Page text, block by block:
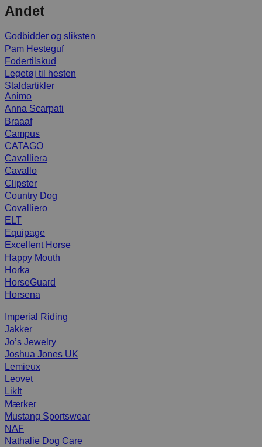
Andet
Godbidder og sliksten
Pam Hesteguf
Fodertilskud
Legetøj til hesten
Staldartikler
Animo
Anna Scarpati
Braaaf
Campus
CATAGO
Cavalliera
Cavallo
Clipster
Country Dog
Covalliero
ELT
Equipage
Excellent Horse
Happy Mouth
Horka
HorseGuard
Horsena
Imperial Riding
Jakker
Jo’s Jewelry
Joshua Jones UK
Lemieux
Leovet
LikIt
Mærker
Mustang Sportswear
NAF
Nathalie Dog Care